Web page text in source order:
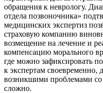
обращения к неврологу.
отдела позвоночника»
медицинских экспертиз
страховую компанию
возмещение на лечение и
компенсацию морального
где можно зафиксировать
к экспертам своевременно,
возникшими проблемами
сложно.